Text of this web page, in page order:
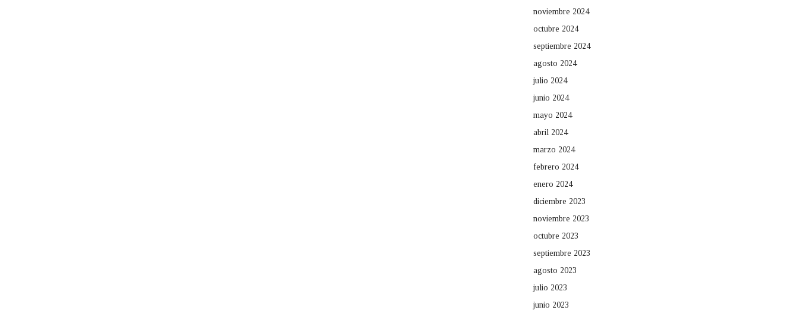
noviembre 2024
octubre 2024
septiembre 2024
agosto 2024
julio 2024
junio 2024
mayo 2024
abril 2024
marzo 2024
febrero 2024
enero 2024
diciembre 2023
noviembre 2023
octubre 2023
septiembre 2023
agosto 2023
julio 2023
junio 2023